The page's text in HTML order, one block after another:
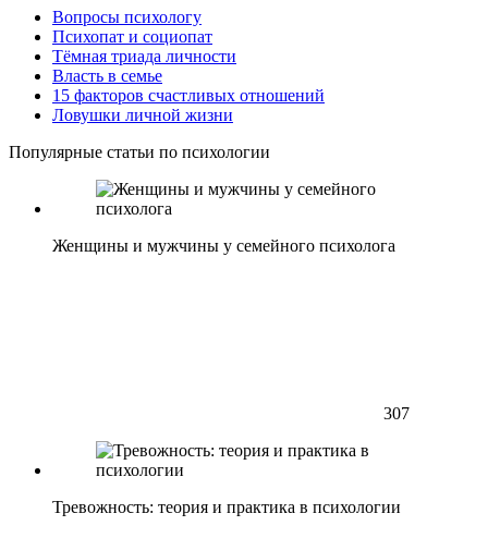
Вопросы психологу
Психопат и социопат
Тёмная триада личности
Власть в семье
15 факторов счастливых отношений
Ловушки личной жизни
Популярные статьи по психологии
Женщины и мужчины у семейного психолога
307
Тревожность: теория и практика в психологии